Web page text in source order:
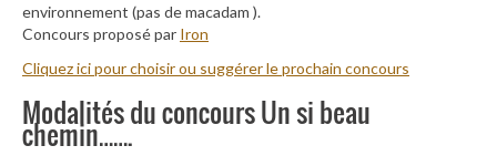
environnement (pas de macadam ).
Concours proposé par Iron
Cliquez ici pour choisir ou suggérer le prochain concours
Modalités du concours Un si beau
chemin…….